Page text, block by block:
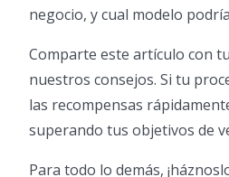
negocio, y cual modelo
Comparte este artículo con
nuestros consejos. Si tu
las recompensas
superando tus objetivos de
Para todo lo demás,